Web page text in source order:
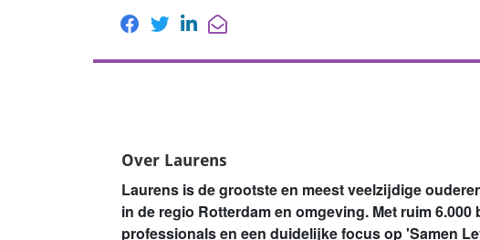
Over Laurens
Laurens is de grootste en meest veelzijdige
in de regio Rotterdam en omgeving. Met ruim 6.000
professionals en een duidelijke focus op 'Samen